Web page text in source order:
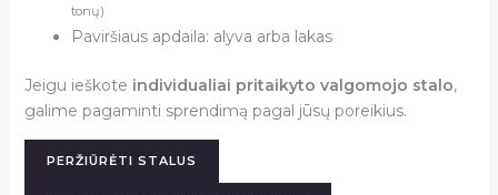
tonų)
Paviršiaus apdaila: alyva arba lakas
Jeigu ieškote individualiai pritaikyto valgomojo stalo,
galime pagaminti sprendimą pagal jūsų poreikius.
PERŽIŪRĖTI STALUS